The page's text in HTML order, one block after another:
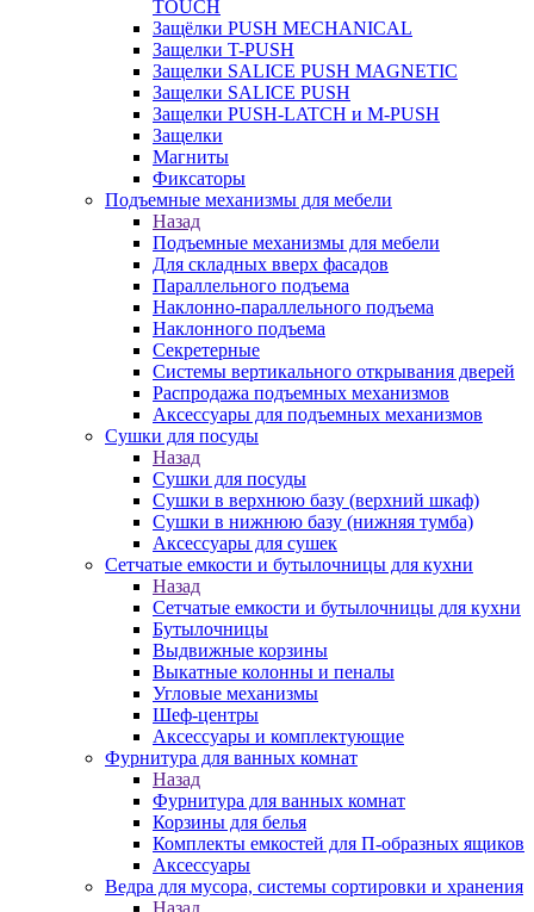
TOUCH
Защёлки PUSH MECHANICAL
Защелки T-PUSH
Защелки SALICE PUSH MAGNETIC
Защелки SALICE PUSH
Защелки PUSH-LATCH и M-PUSH
Защелки
Магниты
Фиксаторы
Подъемные механизмы для мебели
Назад
Подъемные механизмы для мебели
Для складных вверх фасадов
Параллельного подъема
Наклонно-параллельного подъема
Наклонного подъема
Секретерные
Системы вертикального открывания дверей
Распродажа подъемных механизмов
Аксессуары для подъемных механизмов
Сушки для посуды
Назад
Сушки для посуды
Сушки в верхнюю базу (верхний шкаф)
Сушки в нижнюю базу (нижняя тумба)
Аксессуары для сушек
Сетчатые емкости и бутылочницы для кухни
Назад
Сетчатые емкости и бутылочницы для кухни
Бутылочницы
Выдвижные корзины
Выкатные колонны и пеналы
Угловые механизмы
Шеф-центры
Аксессуары и комплектующие
Фурнитура для ванных комнат
Назад
Фурнитура для ванных комнат
Корзины для белья
Комплекты емкостей для П-образных ящиков
Аксессуары
Ведра для мусора, системы сортировки и хранения
Назад